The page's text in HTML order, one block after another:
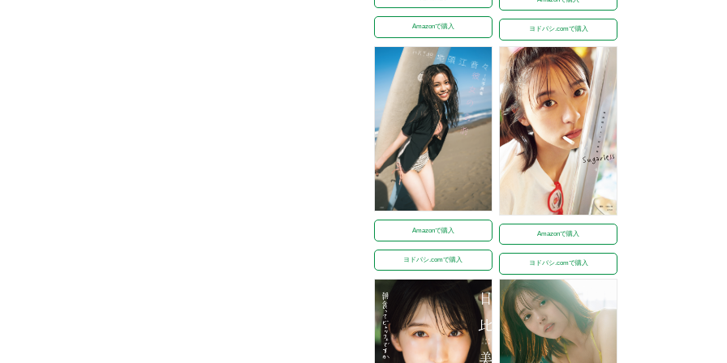
Amazonで購入 ヨドバシ.comで購入
Amazonで購入
ヨドバシ.comで購入
Amazonで購入
ヨドバシ.comで購入